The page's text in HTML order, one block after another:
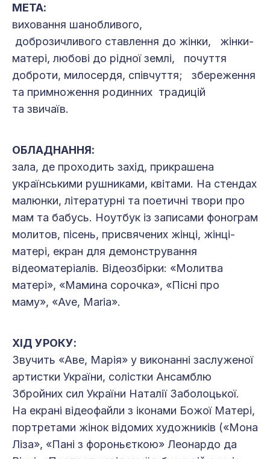
МЕТА:
виховання шанобливого,
доброзичливого ставлення до жінки, жінки-
матері, любові до рідної землі, почуття
доброти, милосердя, співчуття; збереження
та примноження родинних традицій
та звичаїв.
ОБЛАДНАННЯ:
зала, де проходить захід, прикрашена
українськими рушниками, квітами. На стендах
малюнки, літературні та поетичні твори про
мам та бабусь. Ноутбук із записами фонограм
молитов, пісень, присвячених жінці, жінці-
матері, екран для демонстрування
відеоматеріалів. Відеозбірки: «Молитва
матері», «Мамина сорочка», «Пісні про
маму», «Ave, Maria».
ХІД УРОКУ:
Звучить «Аве, Марія» у виконанні заслуженої
артистки України, солістки Ансамблю
Збройних сил України Наталії Заболоцької.
На екрані відеофайли з іконами Божої Матері,
портретами жінок відомих художників («Мона
Ліза», «Пані з фороньєткою» Леонардо да